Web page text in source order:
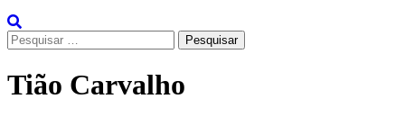
Pesquisar
por:
Tião Carvalho